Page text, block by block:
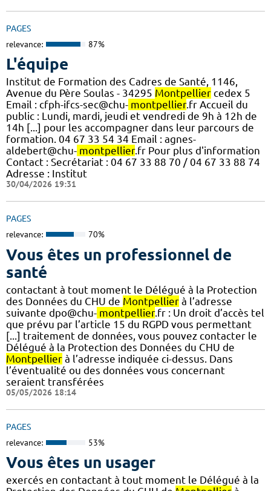
PAGES
relevance: 87%
L'équipe
Institut de Formation des Cadres de Santé, 1146,
Avenue du Père Soulas - 34295 Montpellier cedex 5
Email : cfph-ifcs-sec@chu- montpellier.fr Accueil du
public : Lundi, mardi, jeudi et vendredi de 9h à 12h de
14h [...] pour les accompagner dans leur parcours de
formation. 04 67 33 54 34 Email : agnes-
aldebert@chu- montpellier.fr Pour plus d'information
Contact : Secrétariat : 04 67 33 88 70 / 04 67 33 88 74
Adresse : Institut
30/04/2026 19:31
PAGES
relevance: 70%
Vous êtes un professionnel de
santé
contactant à tout moment le Délégué à la Protection
des Données du CHU de Montpellier à l’adresse
suivante dpo@chu- montpellier.fr : Un droit d’accès tel
que prévu par l’article 15 du RGPD vous permettant
[...] traitement de données, vous pouvez contacter le
Délégué à la Protection des Données du CHU de
Montpellier à l’adresse indiquée ci-dessus. Dans
l’éventualité ou des données vous concernant
seraient transférées
05/05/2026 18:14
PAGES
relevance: 53%
Vous êtes un usager
exercés en contactant à tout moment le Délégué à la